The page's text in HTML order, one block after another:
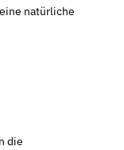
natürliche
die